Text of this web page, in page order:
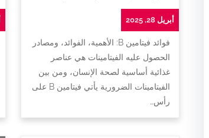
أبريل 28, 2025
فوائد فيتامين B: الأهمية، الفوائد، ومصادر
الحصول عليه الفيتامينات هي عناصر
غذائية أساسية لصحة الإنسان، ومن بين
الفيتامينات الضرورية يأتي فيتامين B على
رأس…